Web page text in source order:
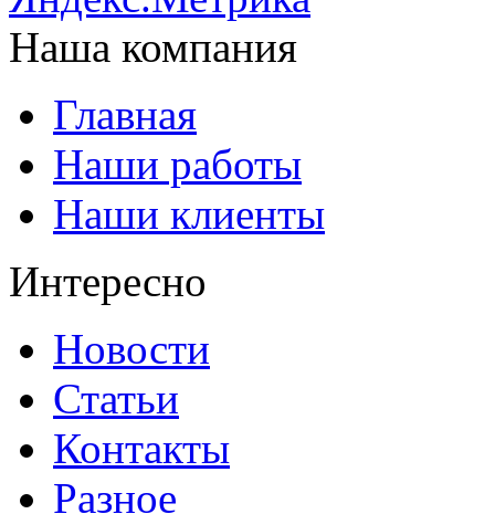
Наша компания
Главная
Наши работы
Наши клиенты
Интересно
Новости
Статьи
Контакты
Разное